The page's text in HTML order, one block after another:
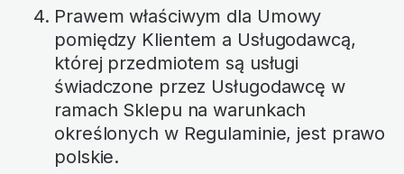
Prawem właściwym dla Umowy
pomiędzy Klientem a Usługodawcą,
której przedmiotem są usługi
świadczone przez Usługodawcę w
ramach Sklepu na warunkach
określonych w Regulaminie, jest prawo
polskie.